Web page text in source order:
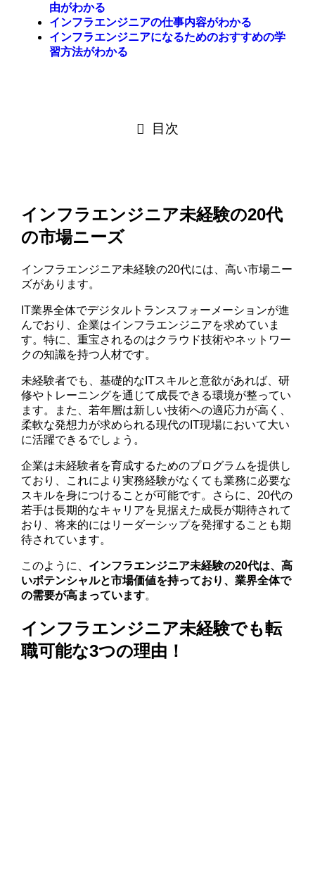
由がわかる
インフラエンジニアの仕事内容がわかる
インフラエンジニアになるためのおすすめの学
習方法がわかる
目次
インフラエンジニア未経験の20代
の市場ニーズ
インフラエンジニア未経験の20代には、高い市場ニー
ズがあります。
IT業界全体でデジタルトランスフォーメーションが進
んでおり、企業はインフラエンジニアを求めていま
す。特に、重宝されるのはクラウド技術やネットワー
クの知識を持つ人材です。
未経験者でも、基礎的なITスキルと意欲があれば、研
修やトレーニングを通じて成長できる環境が整ってい
ます。また、若年層は新しい技術への適応力が高く、
柔軟な発想力が求められる現代のIT現場において大い
に活躍できるでしょう。
企業は未経験者を育成するためのプログラムを提供し
ており、これにより実務経験がなくても業務に必要な
スキルを身につけることが可能です。さらに、20代の
若手は長期的なキャリアを見据えた成長が期待されて
おり、将来的にはリーダーシップを発揮することも期
待されています。
このように、 インフラエンジニア未経験の20代は、高
いポテンシャルと市場価値を持っており、業界全体で
の需要が高まっています。
インフラエンジニア未経験でも転
職可能な3つの理由！